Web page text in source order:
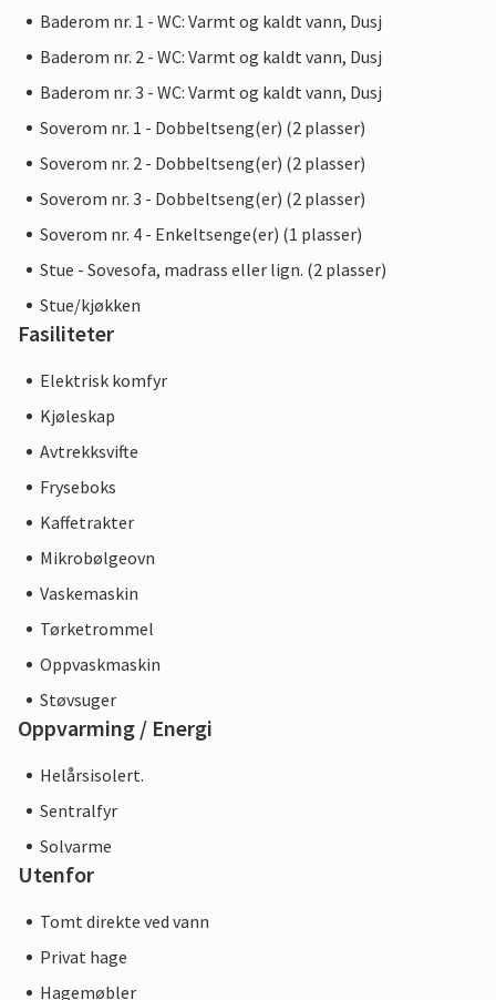
Baderom nr. 1 - WC: Varmt og kaldt vann, Dusj
Baderom nr. 2 - WC: Varmt og kaldt vann, Dusj
Baderom nr. 3 - WC: Varmt og kaldt vann, Dusj
Soverom nr. 1 - Dobbeltseng(er) (2 plasser)
Soverom nr. 2 - Dobbeltseng(er) (2 plasser)
Soverom nr. 3 - Dobbeltseng(er) (2 plasser)
Soverom nr. 4 - Enkeltsenge(er) (1 plasser)
Stue - Sovesofa, madrass eller lign. (2 plasser)
Stue/kjøkken
Fasiliteter
Elektrisk komfyr
Kjøleskap
Avtrekksvifte
Fryseboks
Kaffetrakter
Mikrobølgeovn
Vaskemaskin
Tørketrommel
Oppvaskmaskin
Støvsuger
Oppvarming / Energi
Helårsisolert.
Sentralfyr
Solvarme
Utenfor
Tomt direkte ved vann
Privat hage
Hagemøbler